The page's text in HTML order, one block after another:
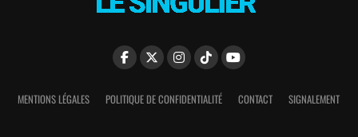
MENTIONS LÉGALES POLITIQUE DE CONFIDENTIALITÉ CONTACT SIGNALEMENT